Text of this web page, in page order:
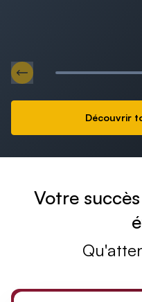
Découvrir le Conseil
Aller au slide précédent
Découvrir
Votre